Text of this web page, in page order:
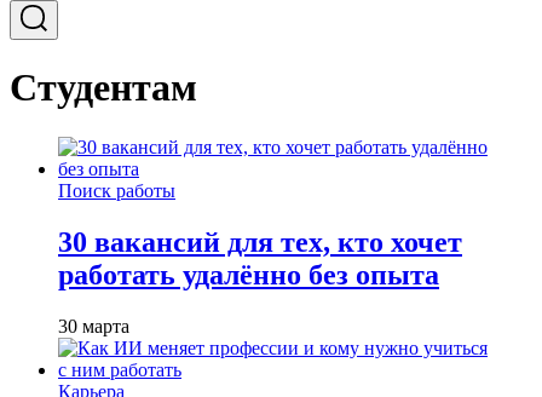
Студентам
Поиск работы
30 вакансий для тех, кто хочет
работать удалённо без опыта
30 марта
Карьера